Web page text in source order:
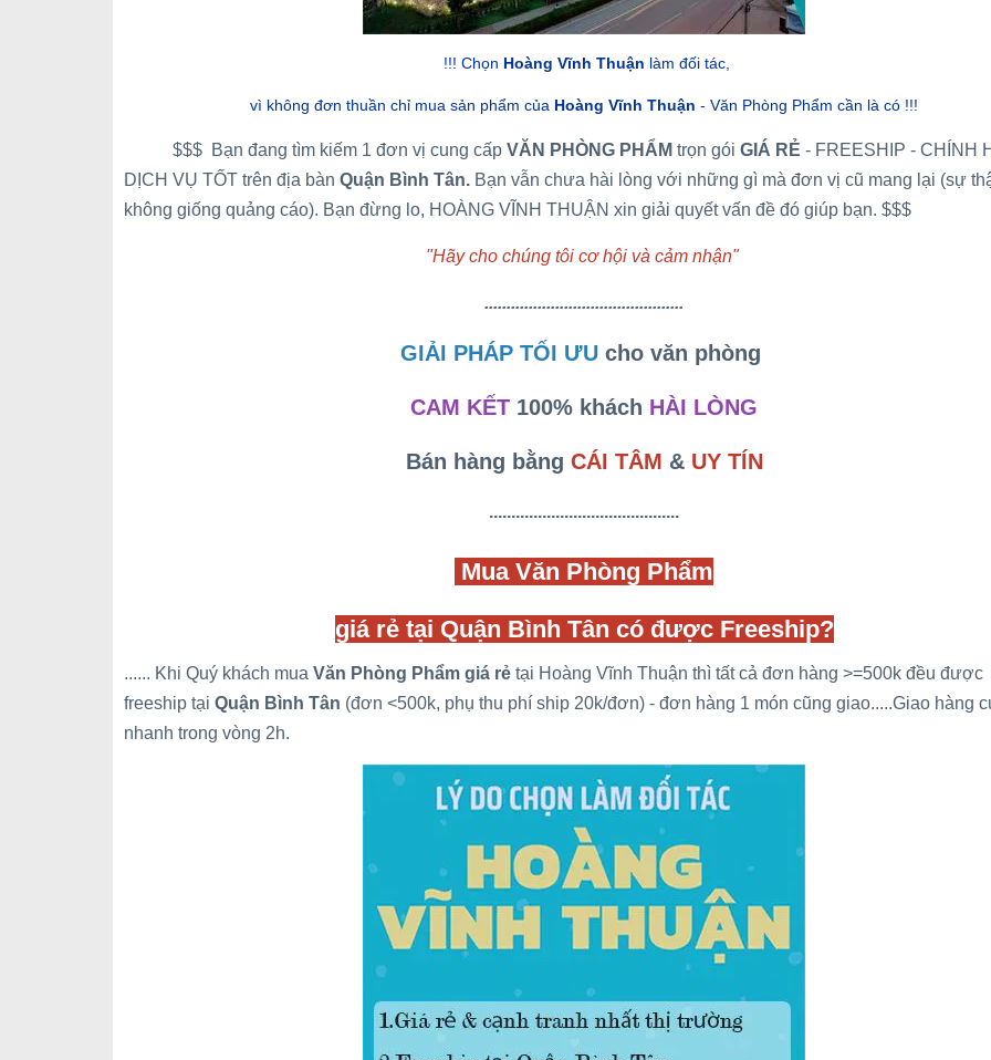
!!! Chọn Hoàng Vĩnh Thuận làm đối tác,
vì không đơn thuần chỉ mua sản phẩm của Hoàng Vĩnh Thuận - Văn Phòng Phẩm cần là có !!!
$$$ Bạn đang tìm kiếm 1 đơn vị cung cấp VĂN PHÒNG PHẨM trọn gói GIÁ RẺ - FREESHIP - CHÍNH
DỊCH VỤ TỐT trên địa bàn Quận Bình Tân. Bạn vẫn chưa hài lòng với những gì mà đơn vị cũ mang lại (sự
không giống quảng cáo). Bạn đừng lo, HOÀNG VĨNH THUẬN xin giải quyết vấn đề đó giúp bạn. $$$
"Hãy cho chúng tôi cơ hội và cảm nhận"
.............................................
GIẢI PHÁP TỐI ƯU cho văn phòng
CAM KẾT 100% khách HÀI LÒNG
Bán hàng bằng CÁI TÂM & UY TÍN
...........................................
Mua Văn Phòng Phẩm
giá rẻ tại Quận Bình Tân có được Freeship?
...... Khi Quý khách mua Văn Phòng Phẩm giá rẻ tại Hoàng Vĩnh Thuận thì tất cả đơn hàng >=500k đều được
freeship tại Quận Bình Tân (đơn <500k, phụ thu phí ship 20k/đơn) - đơn hàng 1 món cũng giao.....Giao hàng
nhanh trong vòng 2h.